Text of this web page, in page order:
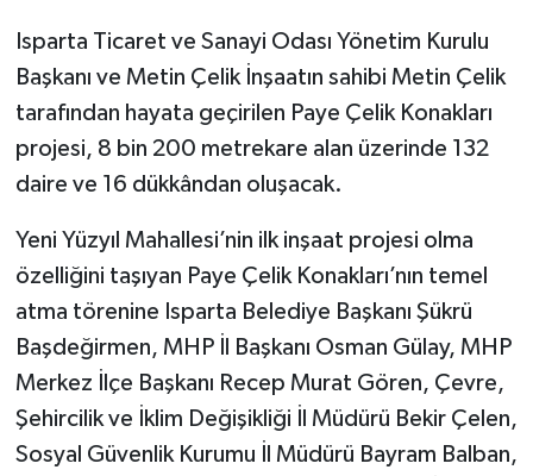
Isparta Ticaret ve Sanayi Odası Yönetim Kurulu
Başkanı ve Metin Çelik İnşaatın sahibi Metin Çelik
tarafından hayata geçirilen Paye Çelik Konakları
projesi, 8 bin 200 metrekare alan üzerinde 132
daire ve 16 dükkândan oluşacak.
Yeni Yüzyıl Mahallesi’nin ilk inşaat projesi olma
özelliğini taşıyan Paye Çelik Konakları’nın temel
atma törenine Isparta Belediye Başkanı Şükrü
Başdeğirmen, MHP İl Başkanı Osman Gülay, MHP
Merkez İlçe Başkanı Recep Murat Gören, Çevre,
Şehircilik ve İklim Değişikliği İl Müdürü Bekir Çelen,
Sosyal Güvenlik Kurumu İl Müdürü Bayram Balban,
Tarihi Yapılarımız
Teknoloji
Türkiye
Yerel
İletişim
Künye